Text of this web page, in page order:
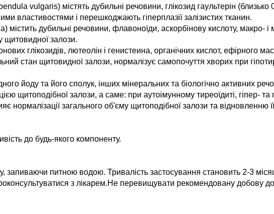
vulgaris) містять дубильні речовини, глікозид гаультерін
властивостями і перешкоджають гіперплазії залізистих тканин.
дубильні речовини, флавоноїди, аскорбінову кислоту, макро- і
щитовидної залози.
глікозидів, лютеолін і генистеина, органічних кислот, ефірного
стан щитовидної залози, нормалізує самопочуття хворих при
йоду та його сполук, інших мінеральних та біологічно активних
щитоподібної залози, а саме: при аутоімунному тиреоїдиті, гіпер- та
нормалізації загального об'єму щитоподібної залози та відновленню
до будь-якого компоненту.
питною водою. Тривалість застосування становить 2-3
з лікарем.Не перевищувати рекомендовану добову